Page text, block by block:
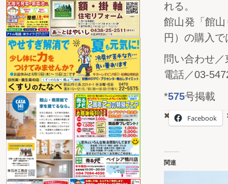
れる。
館山発「館
円）の購入
問い合わせ
電話／03-
*575号掲載
Facebook
関連